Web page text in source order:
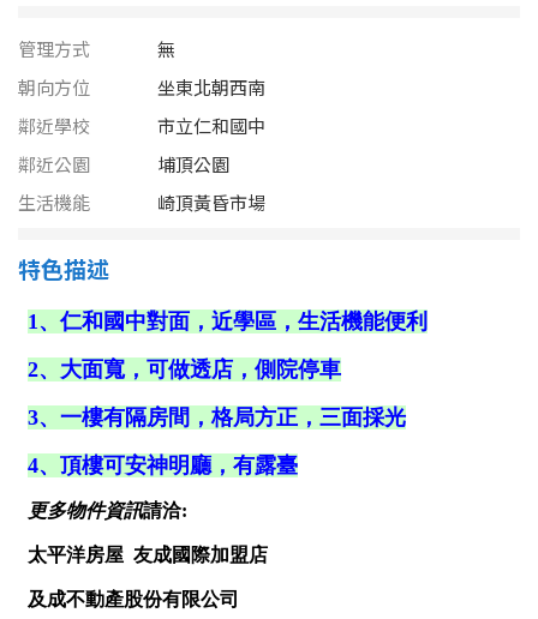
台南市
高雄市
金門連江
40~50 坪
60~70 坪
樓層
不拘
地下室
1樓
3樓
5~10樓
管理方式
無
朝向方位
坐東北朝西南
鄰近學校
市立仁和國中
鄰近公園
埔頂公園
生活機能
崎頂黃昏市場
特色描述